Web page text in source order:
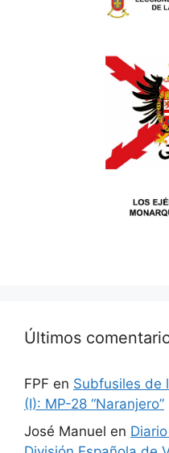
Últimos
FPF en Subfusiles de
(I): MP-28 “Naranjero”
José Manuel en